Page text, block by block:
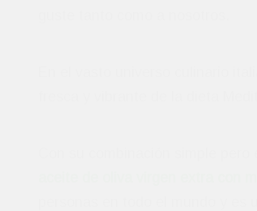
En el vasto universo culinario
fresca y vibrante de la dieta
Con su combinación simple
personas en todo el mundo y